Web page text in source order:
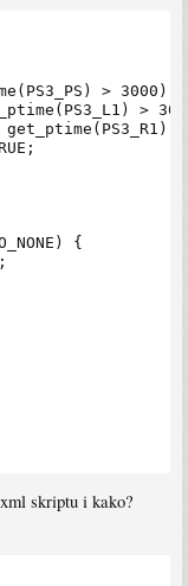
> 3000) {
>
{
skriptu i kako?